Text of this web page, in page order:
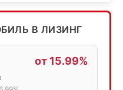
В ЛИЗИНГ
от 15.99%